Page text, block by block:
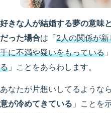
好きな人が結婚する夢の意味
だった場合は「2人の関係が
手に不満や疑いをもっている
る 」ことをあらわします。
あなたが片想いしてるような
意が冷めてきている 」ことを